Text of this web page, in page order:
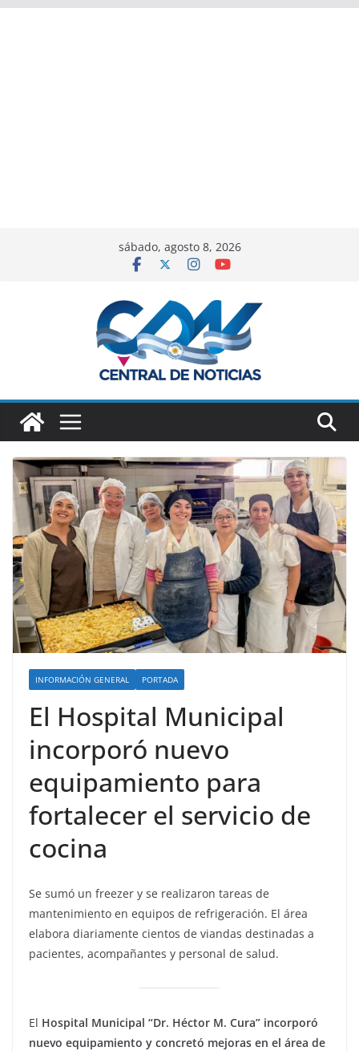
sábado, agosto 8, 2026
INFORMACIÓN GENERAL PORTADA
El Hospital Municipal
incorporó nuevo
equipamiento para
fortalecer el servicio de
cocina
Se sumó un freezer y se realizaron tareas de
mantenimiento en equipos de refrigeración. El área
elabora diariamente cientos de viandas destinadas a
pacientes, acompañantes y personal de salud.
El Hospital Municipal “Dr. Héctor M. Cura” incorporó
nuevo equipamiento y concretó mejoras en el área de